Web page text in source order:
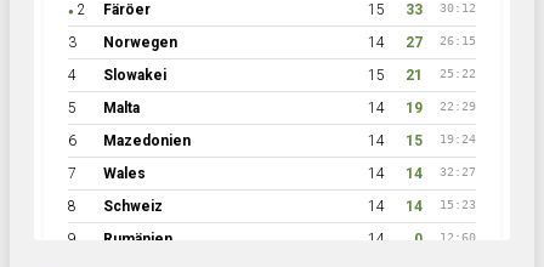
● 2 Färöer 15 33 30:12
3 Norwegen 14 27 26:15
4 Slowakei 15 21 25:22
5 Malta 14 19 22:29
6 Mazedonien 14 15 19:24
7 Wales 14 14 32:27
8 Schweiz 14 14 15:23
9 Rumänien 14 0 12:60